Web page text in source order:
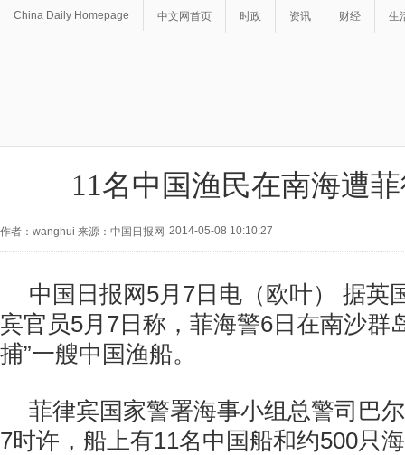
China Daily Homepage 中文网首页 时政 资讯 财经 生
11名中国渔民在南海遭
作者：wanghui 来源：中国日报网 2014-05-08 10:10:27
中国日报网5月7日电（欧叶） 据英
宾官员5月7日称，菲海警6日在南沙群
捕”一艘中国渔船。
菲律宾国家警署海事小组总警司巴
7时许，船上有11名中国船和约500只